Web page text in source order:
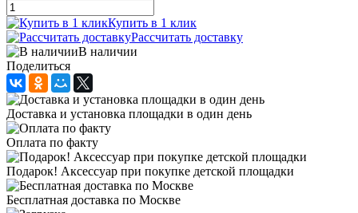
Купить в 1 клик
Рассчитать доставку
В наличии
Поделиться
Доставка и установка площадки в один день
Оплата по факту
Подарок! Аксессуар при покупке детской площадки
Бесплатная доставка по Москве